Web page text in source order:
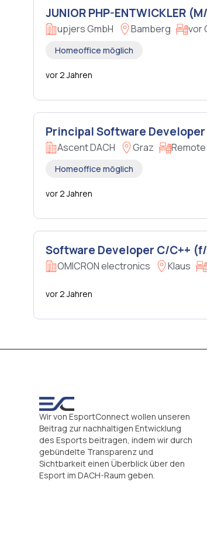
JUNIOR PHP-ENTWICKLER
upjers GmbH Bamberg vor
Homeoffice möglich
vor 2 Jahren
Principal Software
Ascent DACH Graz
Homeoffice möglich
vor 2 Jahren
Software Developer C/C++
OMICRON electronics Klaus
vor 2 Jahren
Wir von EsportConnect wollen unseren
Beitrag zur nachhaltigen Entwicklung
des Esports beitragen, indem wir durch
gebündelte Transparenz und
Sichtbarkeit einen Überblick über den
Esport im DACH-Raum geben.